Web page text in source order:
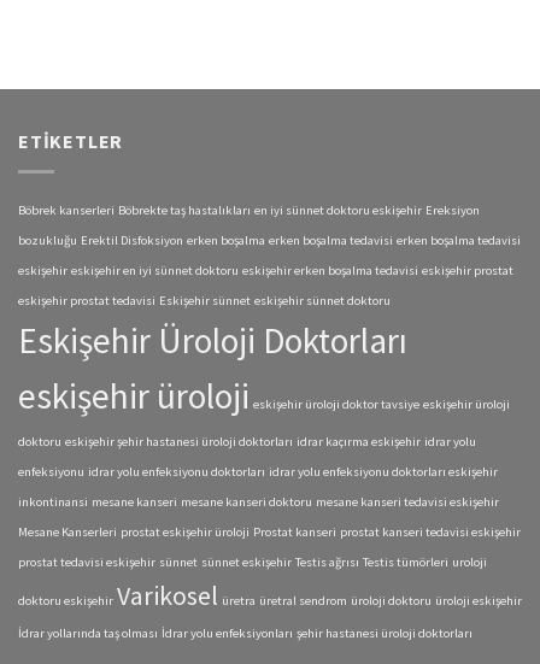
ETIKETLER
Böbrek kanserleri Böbrekte taş hastalıkları en iyi sünnet doktoru eskişehir Ereksiyon
bozukluğu Erektil Disfoksiyon erken boşalma erken boşalma tedavisi erken boşalma tedavisi
eskişehir eskişehir en iyi sünnet doktoru eskişehir erken boşalma tedavisi eskişehir prostat
eskişehir prostat tedavisi Eskişehir sünnet eskişehir sünnet doktoru
Eskişehir Üroloji Doktorları
eskişehir üroloji eskişehir üroloji doktor tavsiye eskişehir üroloji
doktoru eskişehir şehir hastanesi üroloji doktorları idrar kaçırma eskişehir idrar yolu
enfeksiyonu idrar yolu enfeksiyonu doktorları idrar yolu enfeksiyonu doktorları eskişehir
inkontinansi mesane kanseri mesane kanseri doktoru mesane kanseri tedavisi eskişehir
Mesane Kanserleri prostat eskişehir üroloji Prostat kanseri prostat kanseri tedavisi eskişehir
prostat tedavisi eskişehir sünnet sünnet eskişehir Testis ağrısı Testis tümörleri uroloji
doktoru eskişehir Varikosel üretra üretral sendrom üroloji doktoru üroloji eskişehir
İdrar yollarında taş olması İdrar yolu enfeksiyonları şehir hastanesi üroloji doktorları